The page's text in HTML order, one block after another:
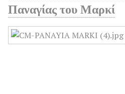
Παναγίας του Μαρκί